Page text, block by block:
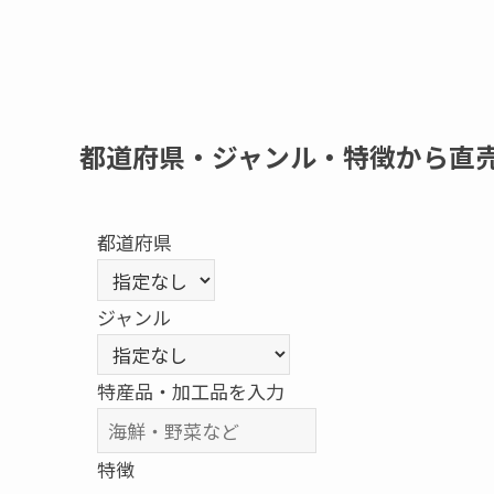
都道府県・ジャンル・特徴から直
都道府県
ジャンル
特産品・加工品を入力
特徴